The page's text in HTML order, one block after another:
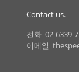
Contact us.
전화 02-6339-
이메일